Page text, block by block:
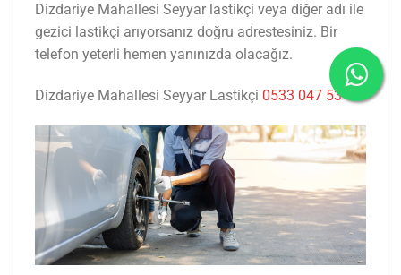
Dizdariye Mahallesi Seyyar lastikçi veya diğer adı ile
gezici lastikçi arıyorsanız doğru adrestesiniz. Bir
telefon yeterli hemen yanınızda olacağız.
Dizdariye Mahallesi Seyyar Lastikçi 0533 047 53 77